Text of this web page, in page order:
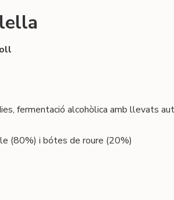
fermentació alcohòlica amb llevats
(80%) i bótes de roure (20%)